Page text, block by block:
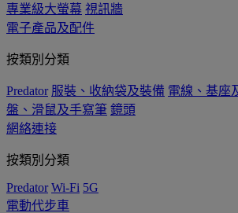
專業級大螢幕 視訊牆
電子產品及配件
按類別分類
Predator 服裝、收納袋及裝備 電線、基座
盤、滑鼠及手寫筆 鏡頭
網絡連接
按類別分類
Predator Wi-Fi 5G
電動代步車